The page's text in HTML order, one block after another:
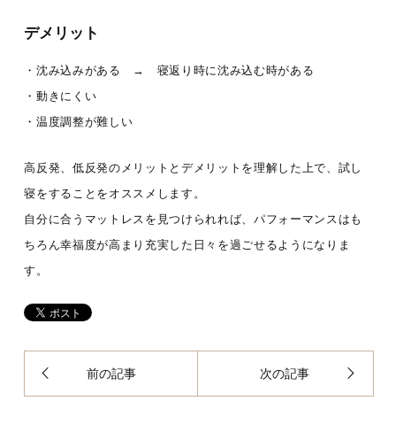
デメリット
・沈み込みがある → 寝返り時に沈み込む時がある
・動きにくい
・温度調整が難しい
高反発、低反発のメリットとデメリットを理解した上で、試し
寝をすることをオススメします。
自分に合うマットレスを見つけられれば、パフォーマンスはも
ちろん幸福度が高まり充実した日々を過ごせるようになりま
す。
前の記事 次の記事